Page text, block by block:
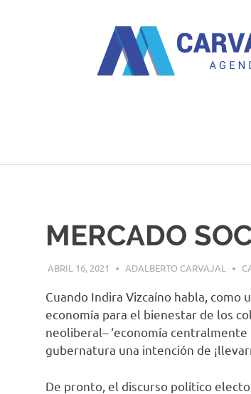
MERCADO
ABRIL 16, 2021 ADALBERTO CARVAJAL
Cuando Indira Vizcaíno habla, como
economía para el bienestar de los
neoliberal– ‘economía
gubernatura una intención de
De pronto, el discurso político